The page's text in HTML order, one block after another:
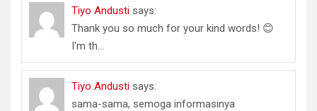
Tiyo Andusti says:
Thank you so much for your kind words! 😊
I'm th...
Tiyo Andusti says:
sama-sama, semoga informasinya